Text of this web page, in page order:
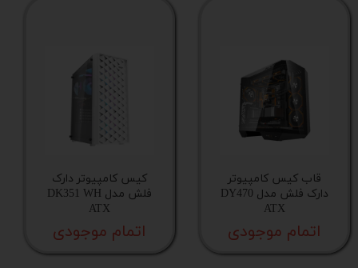
جایگاه فن در پنل پشت
تعداد فن های قابل پشتیبانی
گارانتی
ارتفاع پایه کیس
قاب کیس کامپیوتر
دارک فلش مدل DY470
ATX
اتمام موجودی
کیس کامپیوتر دارک
فلش مدل DK351 WH
ATX
اتمام موجودی